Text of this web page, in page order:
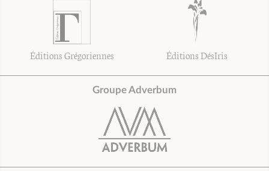
Éditions Grégoriennes Éditions DésIris
Groupe Adverbum